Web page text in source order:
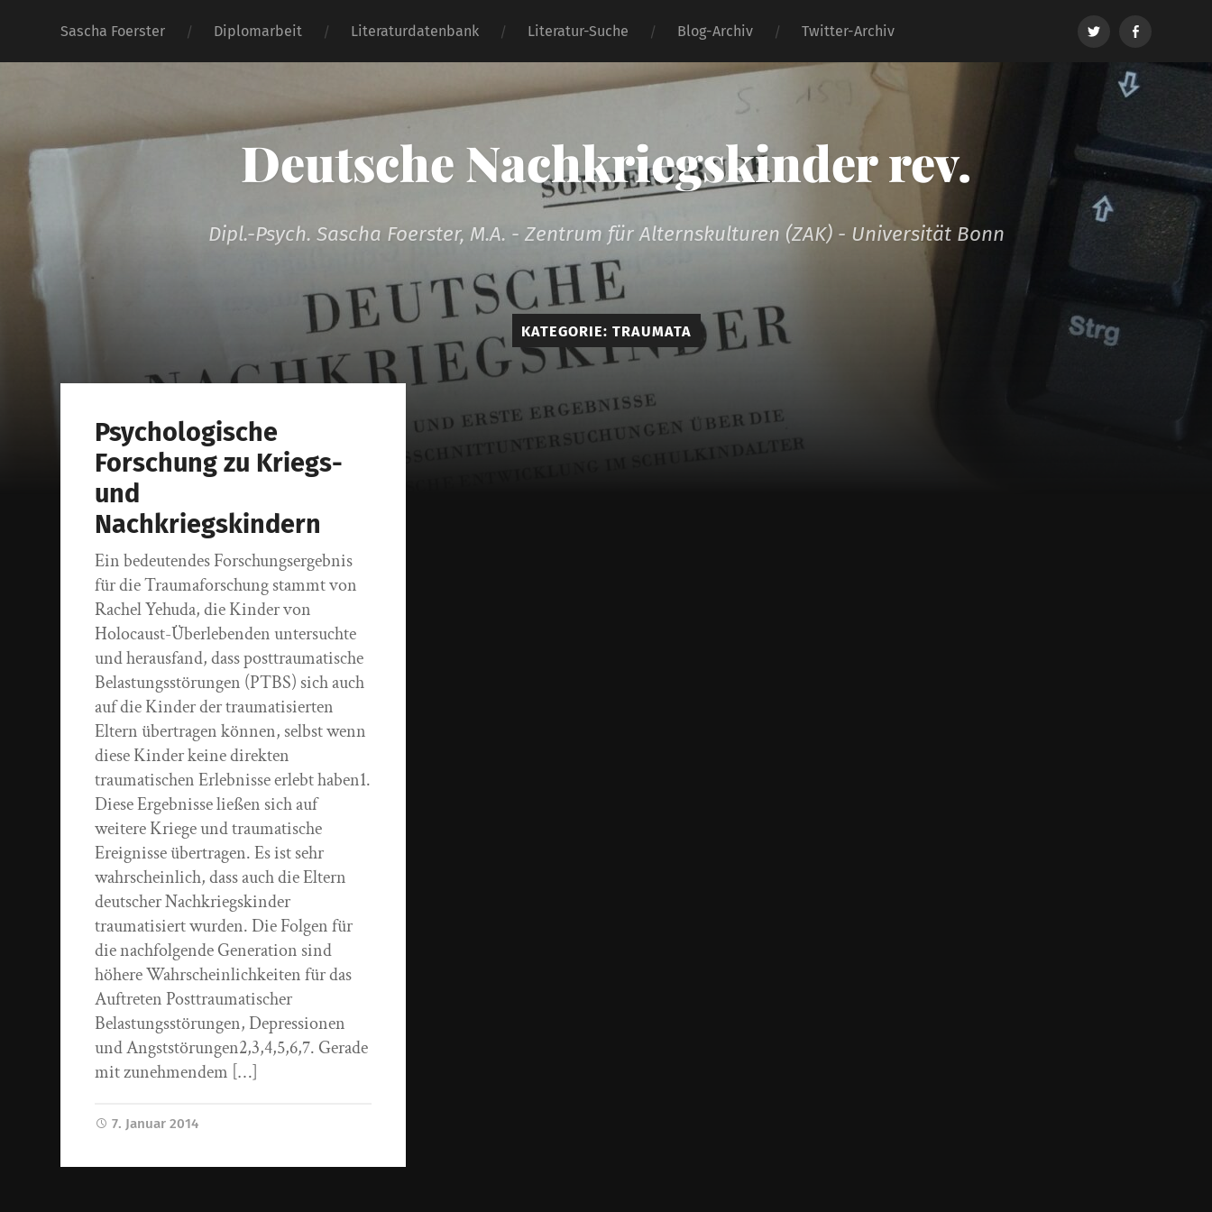
Sascha Foerster Diplomarbeit Literaturdatenbank Literatur-Suche Blog-Archiv Twitter-Archiv Twitter Facebook
Deutsche Nachkriegskinder rev.
Dipl.-Psych. Sascha Foerster, M.A. - Zentrum für Alternskulturen (ZAK) - Universität Bonn
KATEGORIE: TRAUMATA
Psychologische
Forschung zu Kriegs-
und
Nachkriegskindern
Ein bedeutendes Forschungsergebnis
für die Traumaforschung stammt von
Rachel Yehuda, die Kinder von
Holocaust-Überlebenden untersuchte
und herausfand, dass posttraumatische
Belastungsstörungen (PTBS) sich auch
auf die Kinder der traumatisierten
Eltern übertragen können, selbst wenn
diese Kinder keine direkten
traumatischen Erlebnisse erlebt haben1.
Diese Ergebnisse ließen sich auf
weitere Kriege und traumatische
Ereignisse übertragen. Es ist sehr
wahrscheinlich, dass auch die Eltern
deutscher Nachkriegskinder
traumatisiert wurden. Die Folgen für
die nachfolgende Generation sind
höhere Wahrscheinlichkeiten für das
Auftreten Posttraumatischer
Belastungsstörungen, Depressionen
und Angststörungen2,3,4,5,6,7. Gerade
mit zunehmendem […]
7. Januar 2014